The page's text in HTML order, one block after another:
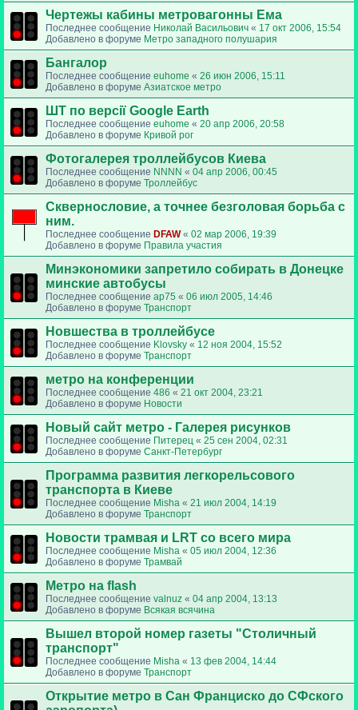
Чертежы кабины метровагонны Ема
Последнее сообщение Николай Васильович « 17 окт 2006, 15:54
Добавлено в форуме Метро западного полушария
Бангалор
Последнее сообщение euhome « 26 июн 2006, 15:11
Добавлено в форуме Азиатское метро
ШТ по версії Google Earth
Последнее сообщение euhome « 20 апр 2006, 20:58
Добавлено в форуме Кривой рог
Фотогалерея троллейбусов Киева
Последнее сообщение NNNN « 04 апр 2006, 00:45
Добавлено в форуме Троллейбус
Сквернословие, а точнее безголовая борьба с
ним.
Последнее сообщение DFAW« 02 мар 2006, 19:39
Добавлено в форуме Правила участия
Минэкономики запретило собирать в Донецке
минские автобусы
Последнее сообщение ap75 « 06 июл 2005, 14:46
Добавлено в форуме Транспорт
Новшества в троллейбусе
Последнее сообщение Klovsky « 12 ноя 2004, 15:52
Добавлено в форуме Транспорт
метро на конференции
Последнее сообщение 486 « 21 окт 2004, 23:21
Добавлено в форуме Новости
Новый сайт метро - Галерея рисунков
Последнее сообщение Питерец « 25 сен 2004, 02:31
Добавлено в форуме Санкт-Петербург
Программа развития легкорельсового
транспорта в Киеве
Последнее сообщение Misha « 21 июл 2004, 14:19
Добавлено в форуме Транспорт
Новости трамвая и LRT со всего мира
Последнее сообщение Misha « 05 июл 2004, 12:36
Добавлено в форуме Трамвай
Метро на flash
Последнее сообщение valnuz « 04 апр 2004, 13:13
Добавлено в форуме Всякая всячина
Вышел второй номер газеты "Столичный
транспорт"
Последнее сообщение Misha « 13 фев 2004, 14:44
Добавлено в форуме Транспорт
Открытие метро в Сан Франциско до СФского